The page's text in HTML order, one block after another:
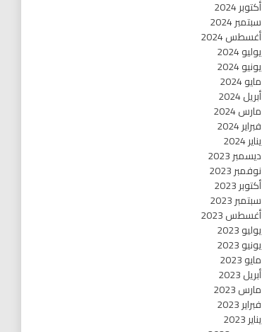
أكتوبر 2024
سبتمبر 2024
أغسطس 2024
يوليو 2024
يونيو 2024
مايو 2024
أبريل 2024
مارس 2024
فبراير 2024
يناير 2024
ديسمبر 2023
نوفمبر 2023
أكتوبر 2023
سبتمبر 2023
أغسطس 2023
يوليو 2023
يونيو 2023
مايو 2023
أبريل 2023
مارس 2023
فبراير 2023
يناير 2023